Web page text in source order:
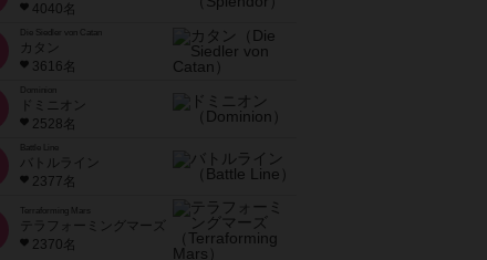
4040名
Die Siedler von Catan
カタン
3616名
ドミニオン
2528名
Battle Line
バトルライン
2377名
Terraforming Mars
テラフォーミングマーズ
2370名